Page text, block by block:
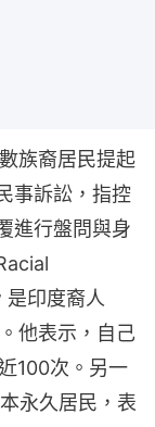
族裔居民提起
事訴訟，指控
進行盤問與身
印度裔人
他表示，自己
100次。另一
永久居民，表